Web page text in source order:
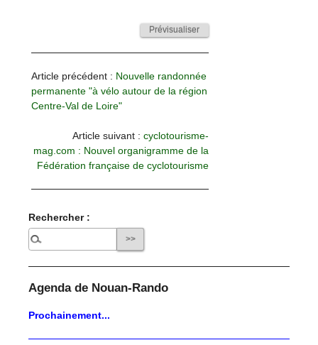
Article précédent : Nouvelle randonnée
permanente "à vélo autour de la région
Centre-Val de Loire"
Article suivant : cyclotourisme-
mag.com : Nouvel organigramme de la
Fédération française de cyclotourisme
Rechercher :
Agenda de Nouan-Rando
Prochainement...